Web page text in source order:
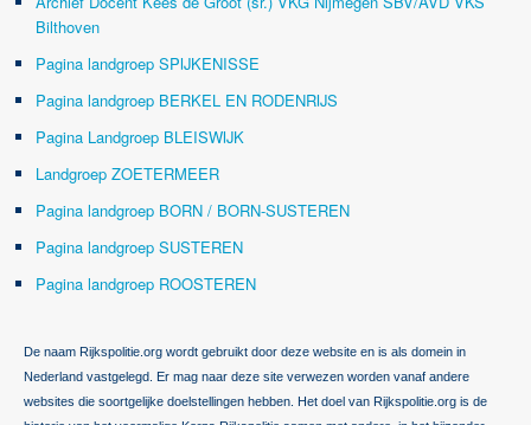
Bilthoven
Pagina landgroep SPIJKENISSE
Pagina landgroep BERKEL EN RODENRIJS
Pagina Landgroep BLEISWIJK
Landgroep ZOETERMEER
Pagina landgroep BORN / BORN-SUSTEREN
Pagina landgroep SUSTEREN
Pagina landgroep ROOSTEREN
De naam Rijkspolitie.org wordt gebruikt door deze website en is als domein in
Nederland vastgelegd. Er mag naar deze site verwezen worden vanaf andere
websites die soortgelijke doelstellingen hebben. Het doel van Rijkspolitie.org is de